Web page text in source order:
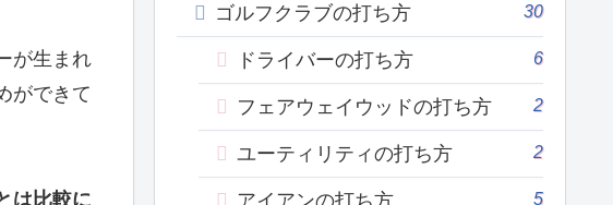
が生まれ
ができて
は比較に
ゴルフクラブの打ち方 30
ドライバーの打ち方 6
フェアウェイウッドの打ち方 2
ユーティリティの打ち方 2
5